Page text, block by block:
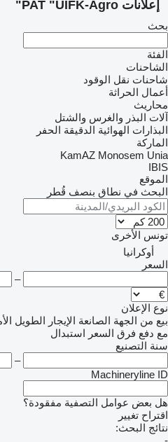
إعلانات PAT "UIFK-Agro"
نقل الوقود
الحراثة
البذر والغرس والشتل
الهوائية الدقيقة الحفر
KamAZ Monosem
في نطاق بنصف قُطر
الأخرى
أوكرانيا
الإعلان
من الجهة الصانعة الإيجار الطويل الأمد
دفع فرق السعر استبدال
التصنيع
Machineryline
بعض عوامل التصفية مفقودة؟
تغيير
البحث: